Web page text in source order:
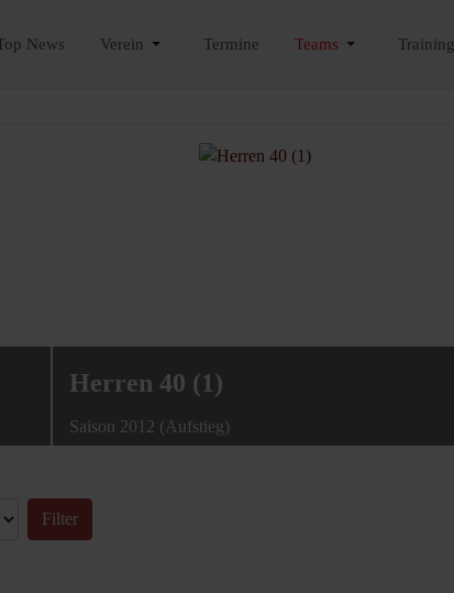
News Verein Termine Teams Training
Herren 40 (1)
Saison 2012 (Aufstieg)
Filter